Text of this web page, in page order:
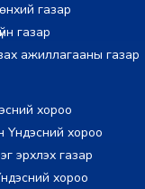
газар
газар
ажиллагааны газар
хороо
Үндэсний хороо
эрхлэх газар
хороо